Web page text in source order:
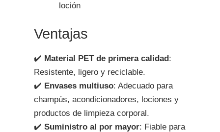
loción
Ventajas
✔️ Material PET de primera calidad:
Resistente, ligero y reciclable.
✔️ Envases multiuso: Adecuado para
champús, acondicionadores, lociones y
productos de limpieza corporal.
✔️ Suministro al por mayor: Fiable para